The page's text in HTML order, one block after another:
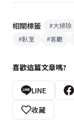
相關標籤 #大掃除
#臥室 #客廳
喜歡這篇文章嗎?
LINE
收藏